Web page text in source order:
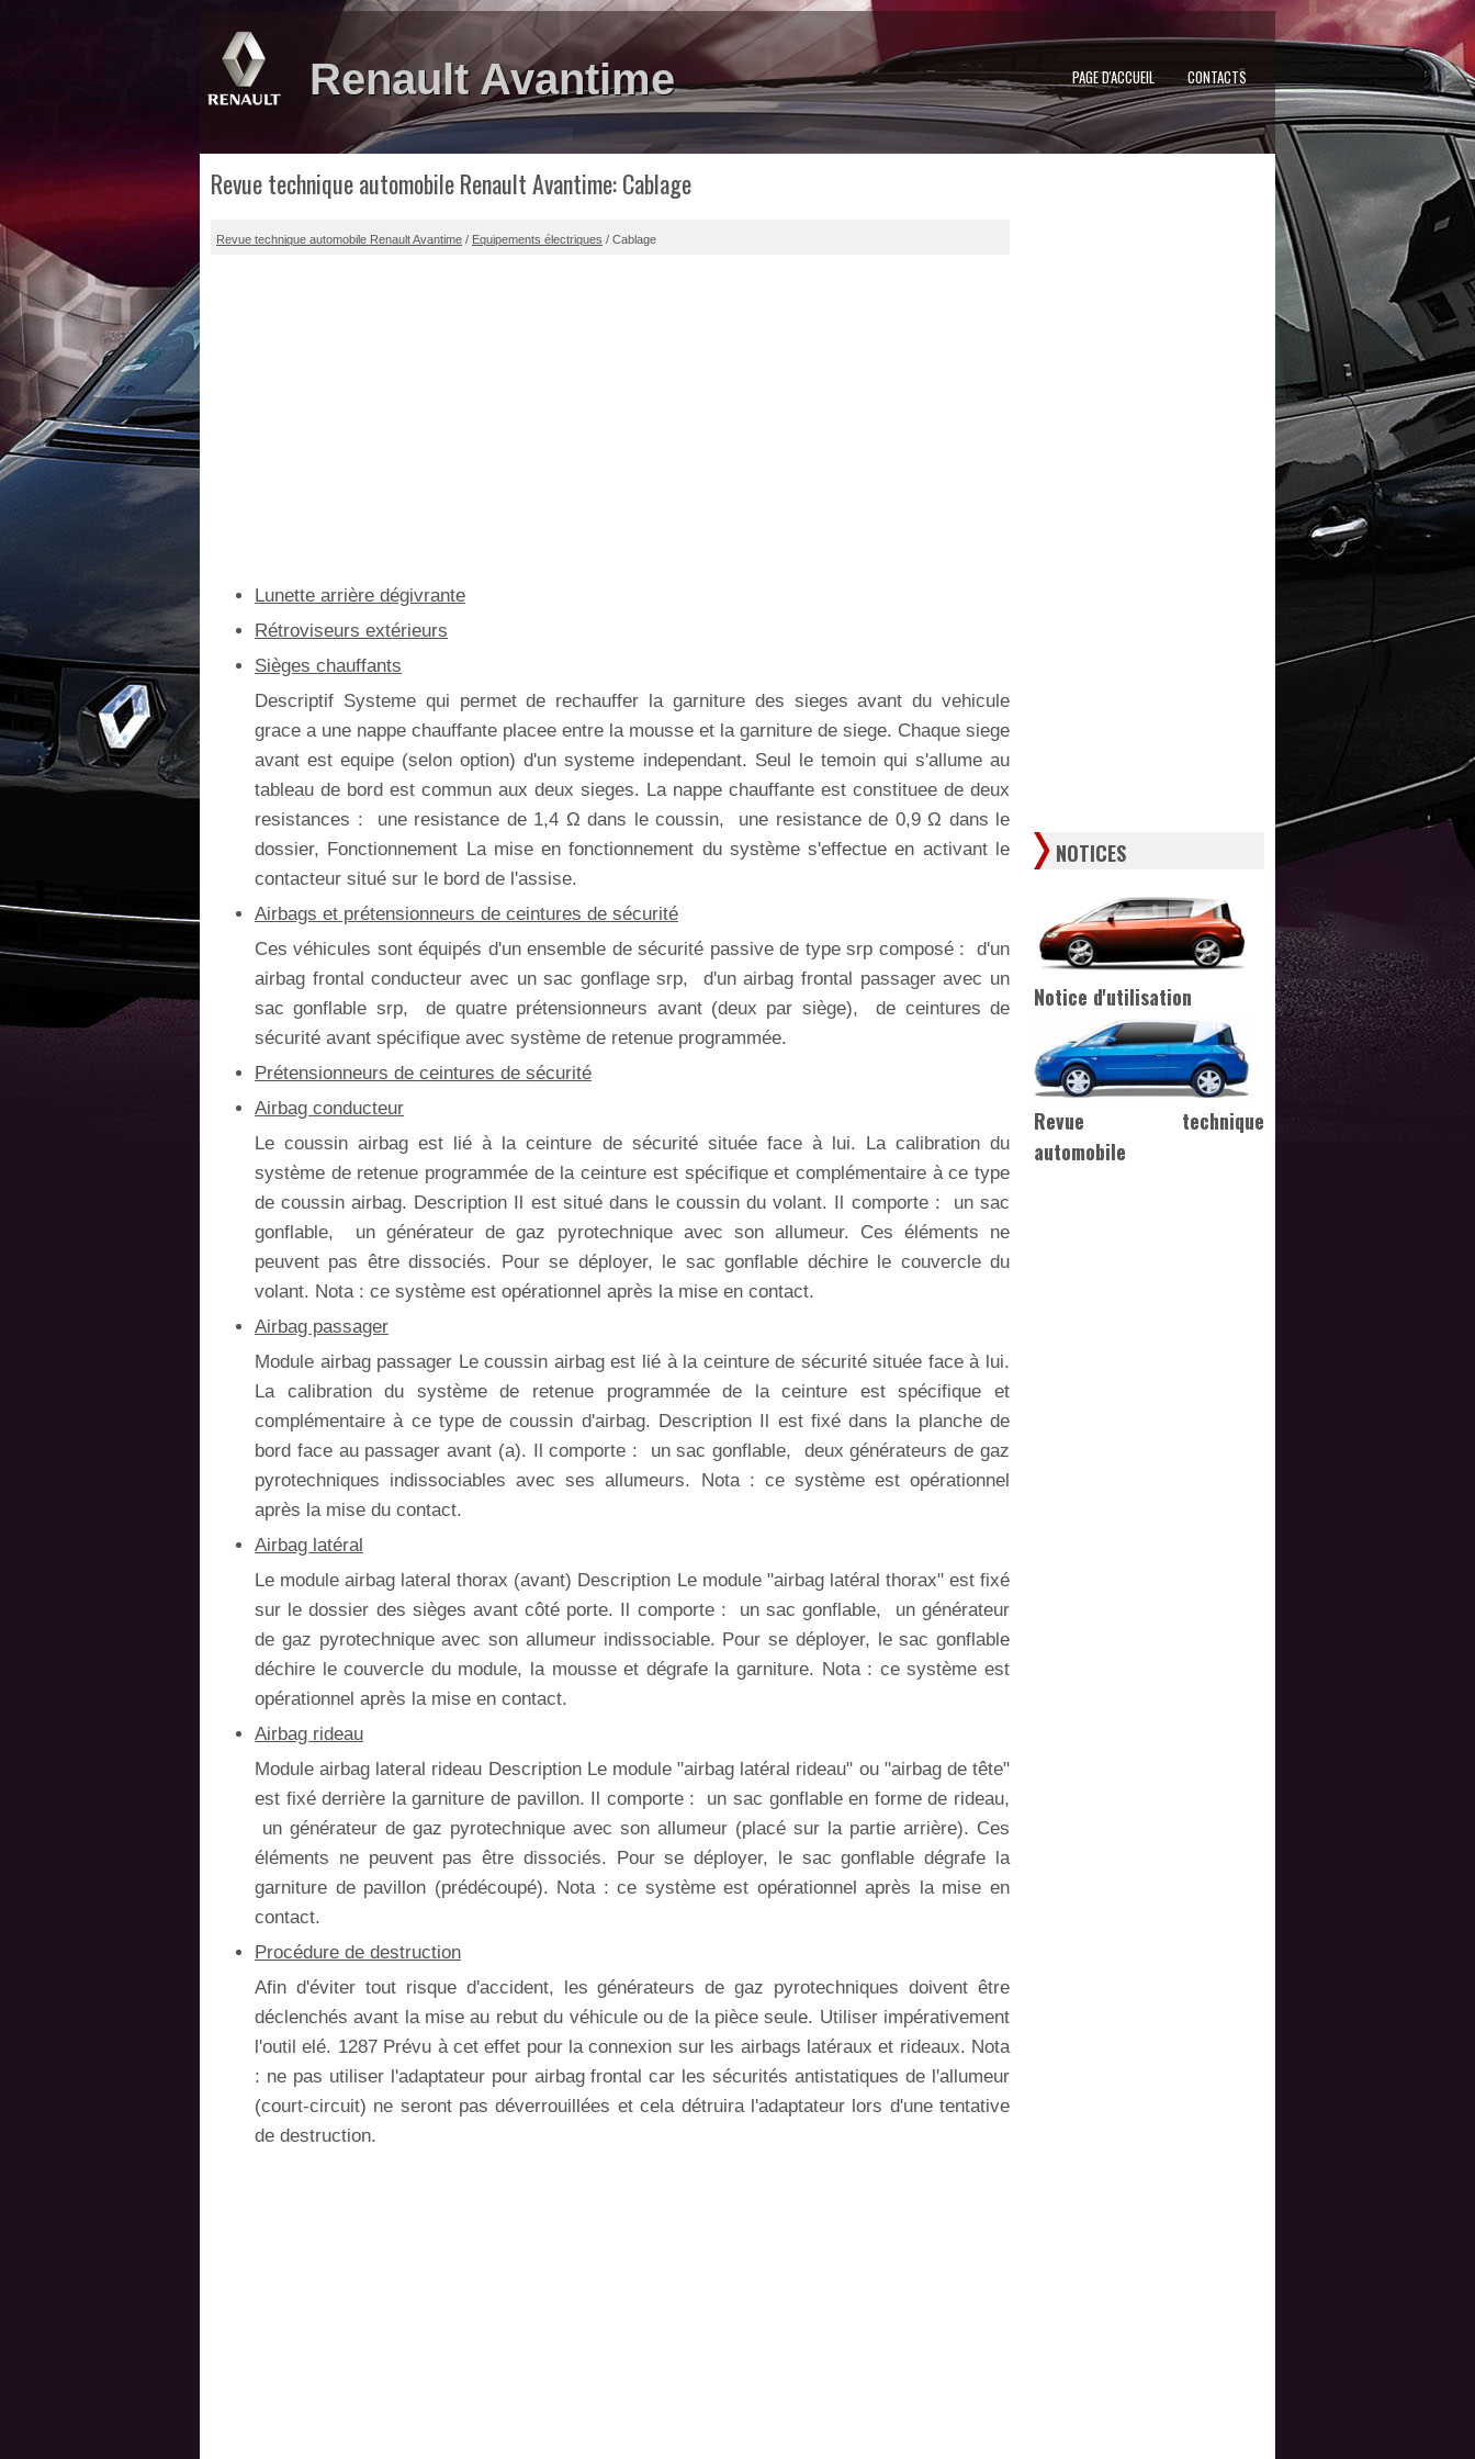
Renault Avantime PAGE D'ACCUEIL CONTACTS
Revue technique automobile Renault Avantime: Cablage
Revue technique automobile Renault Avantime / Equipements électriques / Cablage
Lunette arrière dégivrante
Rétroviseurs extérieurs
Sièges chauffants
Descriptif Systeme qui permet de rechauffer la garniture des sieges avant du vehicule
grace a une nappe chauffante placee entre la mousse et la garniture de siege. Chaque siege
avant est equipe (selon option) d'un systeme independant. Seul le temoin qui s'allume au
tableau de bord est commun aux deux sieges. La nappe chauffante est constituee de deux
resistances : une resistance de 1,4 Ω dans le coussin, une resistance de 0,9 Ω dans le
dossier, Fonctionnement La mise en fonctionnement du système s'effectue en activant le
contacteur situé sur le bord de l'assise.
Airbags et prétensionneurs de ceintures de sécurité
Ces véhicules sont équipés d'un ensemble de sécurité passive de type srp composé : d'un
airbag frontal conducteur avec un sac gonflage srp, d'un airbag frontal passager avec un
sac gonflable srp, de quatre prétensionneurs avant (deux par siège), de ceintures de
sécurité avant spécifique avec système de retenue programmée.
Prétensionneurs de ceintures de sécurité
Airbag conducteur
Le coussin airbag est lié à la ceinture de sécurité située face à lui. La calibration du
système de retenue programmée de la ceinture est spécifique et complémentaire à ce type
de coussin airbag. Description Il est situé dans le coussin du volant. Il comporte : un sac
gonflable, un générateur de gaz pyrotechnique avec son allumeur. Ces éléments ne
peuvent pas être dissociés. Pour se déployer, le sac gonflable déchire le couvercle du
volant. Nota : ce système est opérationnel après la mise en contact.
Airbag passager
Module airbag passager Le coussin airbag est lié à la ceinture de sécurité située face à lui.
La calibration du système de retenue programmée de la ceinture est spécifique et
complémentaire à ce type de coussin d'airbag. Description Il est fixé dans la planche de
bord face au passager avant (a). Il comporte : un sac gonflable, deux générateurs de gaz
pyrotechniques indissociables avec ses allumeurs. Nota : ce système est opérationnel
après la mise du contact.
Airbag latéral
Le module airbag lateral thorax (avant) Description Le module "airbag latéral thorax" est fixé
sur le dossier des sièges avant côté porte. Il comporte : un sac gonflable, un générateur
de gaz pyrotechnique avec son allumeur indissociable. Pour se déployer, le sac gonflable
déchire le couvercle du module, la mousse et dégrafe la garniture. Nota : ce système est
opérationnel après la mise en contact.
Airbag rideau
Module airbag lateral rideau Description Le module "airbag latéral rideau" ou "airbag de tête"
est fixé derrière la garniture de pavillon. Il comporte : un sac gonflable en forme de rideau,
un générateur de gaz pyrotechnique avec son allumeur (placé sur la partie arrière). Ces
éléments ne peuvent pas être dissociés. Pour se déployer, le sac gonflable dégrafe la
garniture de pavillon (prédécoupé). Nota : ce système est opérationnel après la mise en
contact.
Procédure de destruction
Afin d'éviter tout risque d'accident, les générateurs de gaz pyrotechniques doivent être
déclenchés avant la mise au rebut du véhicule ou de la pièce seule. Utiliser impérativement
l'outil elé. 1287 Prévu à cet effet pour la connexion sur les airbags latéraux et rideaux. Nota
: ne pas utiliser l'adaptateur pour airbag frontal car les sécurités antistatiques de l'allumeur
(court-circuit) ne seront pas déverrouillées et cela détruira l'adaptateur lors d'une tentative
de destruction.
NOTICES
Notice d'utilisation
Revue technique
automobile